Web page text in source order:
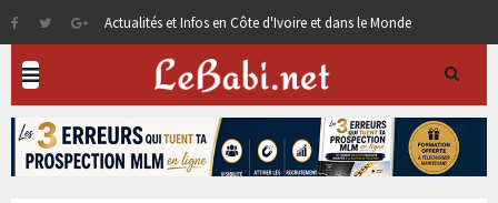
Actualités et Infos en Côte d'Ivoire et dans le Monde